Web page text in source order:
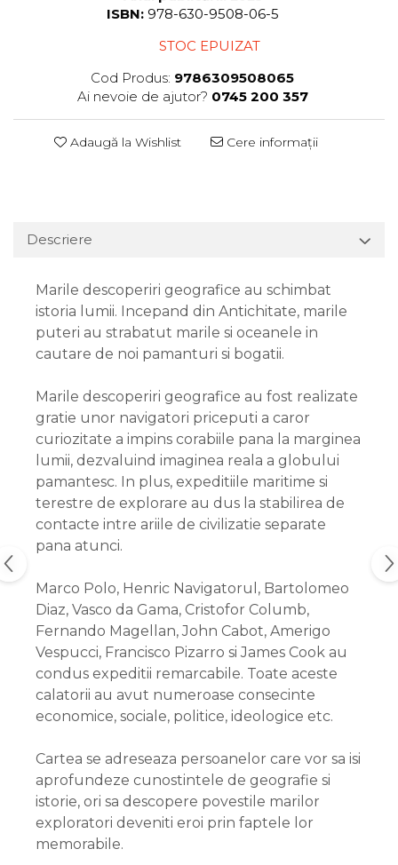
ISBN: 978-630-9508-06-5
STOC EPUIZAT
Cod Produs: 9786309508065
Ai nevoie de ajutor? 0745 200 357
Adaugă la Wishlist Cere informații
Descriere
Marile descoperiri geografice au schimbat
istoria lumii. Incepand din Antichitate, marile
puteri au strabatut marile si oceanele in
cautare de noi pamanturi si bogatii.
Marile descoperiri geografice au fost realizate
gratie unor navigatori priceputi a caror
curiozitate a impins corabiile pana la marginea
lumii, dezvaluind imaginea reala a globului
pamantesc. In plus, expeditiile maritime si
terestre de explorare au dus la stabilirea de
contacte intre ariile de civilizatie separate
pana atunci.
Marco Polo, Henric Navigatorul, Bartolomeo
Diaz, Vasco da Gama, Cristofor Columb,
Fernando Magellan, John Cabot, Amerigo
Vespucci, Francisco Pizarro si James Cook au
condus expeditii remarcabile. Toate aceste
calatorii au avut numeroase consecinte
economice, sociale, politice, ideologice etc.
Cartea se adreseaza persoanelor care vor sa isi
aprofundeze cunostintele de geografie si
istorie, ori sa descopere povestile marilor
exploratori deveniti eroi prin faptele lor
memorabile.